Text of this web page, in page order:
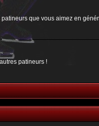
que vous aimez en
patineurs !